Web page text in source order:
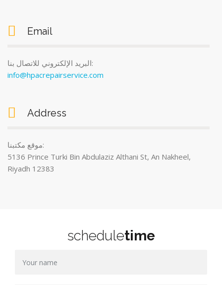
Email
البريد الإلكتروني للاتصال بنا:
info@hpacrepairservice.com
Address
موقع مكتبنا:
5136 Prince Turki Bin Abdulaziz Althani St, An Nakheel,
Riyadh 12383
scheduletime